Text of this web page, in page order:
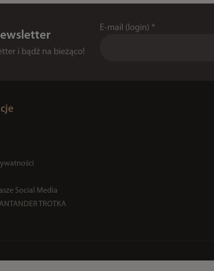
i bądź na bieżąco!
E-mail (login) *
Social Media
TROTKA